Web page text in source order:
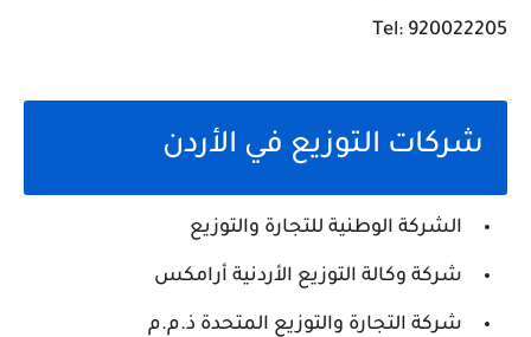
Tel: 920022205
شركات التوزيع في الأردن
الشركة الوطنية للتجارة والتوزيع
شركة وكالة التوزيع الأردنية أرامكس
شركة التجارة والتوزيع المتحدة ذ.م.م